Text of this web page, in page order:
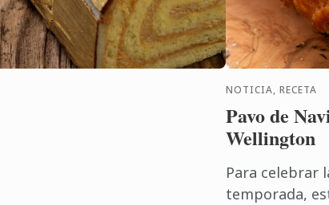
NOTICIA, RECETA
Pavo de
Wellington
Para celebrar
temporada,